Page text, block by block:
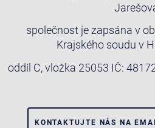
společnost je zapsána v
Krajského soudu v
oddíl C, vložka 25053 IČ:
KONTAKTUJTE NÁS NA